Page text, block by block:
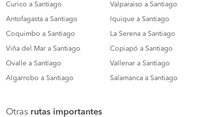
Curico a Santiago Valparaiso a Santiago
Antofagasta a Santiago Iquique a Santiago
Coquimbo a Santiago La Serena a Santiago
Viña del Mar a Santiago Copiapó a Santiago
Ovalle a Santiago Vallenar a Santiago
Algarrobo a Santiago Salamanca a Santiago
Otras rutas importantes